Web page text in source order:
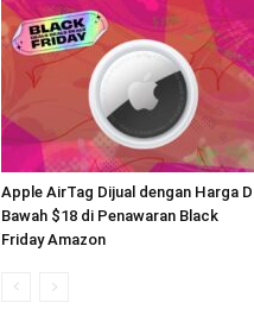
Apple AirTag Dijual dengan Harga
Bawah $18 di Penawaran Black
Friday Amazon